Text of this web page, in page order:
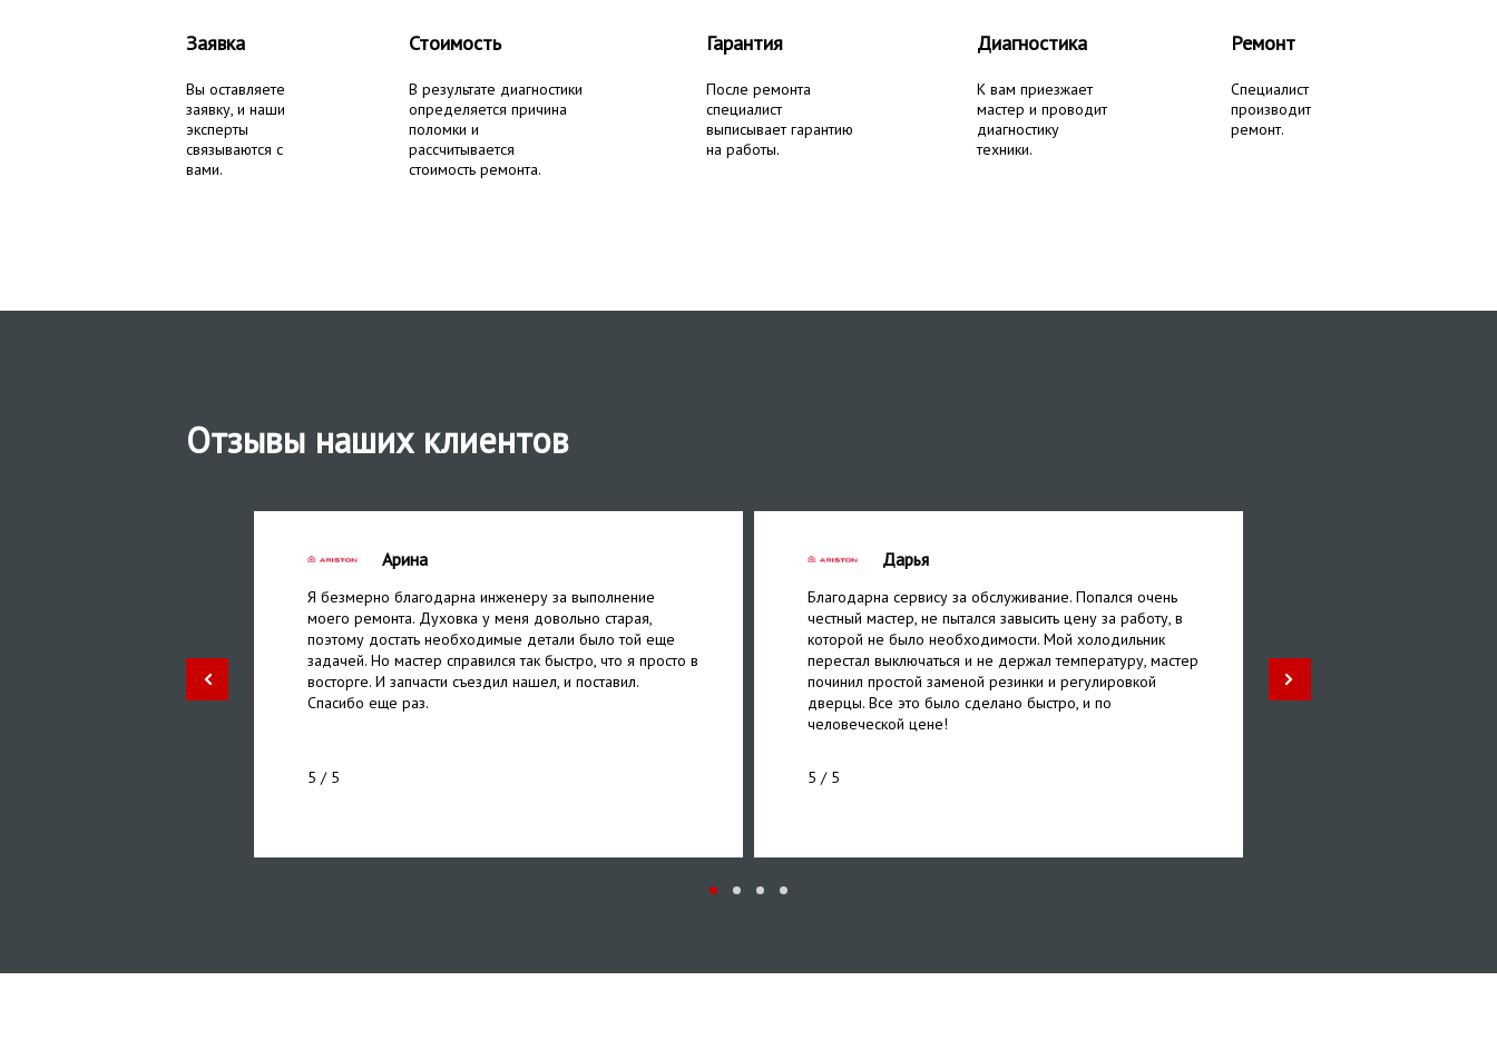
Заявка
Вы оставляете
заявку, и наши
эксперты
связываются с
вами.
Стоимость
В результате диагностики
определяется причина
поломки и
рассчитывается
стоимость ремонта.
Гарантия
После ремонта
специалист
выписывает гарантию
на работы.
Диагностика
К вам приезжает
мастер и проводит
диагностику
техники.
Ремонт
Специалист
производит
ремонт.
Отзывы наших клиентов
Арина
Я безмерно благодарна инженеру за выполнение
моего ремонта. Духовка у меня довольно старая,
поэтому достать необходимые детали было той еще
задачей. Но мастер справился так быстро, что я просто в
восторге. И запчасти съездил нашел, и поставил.
Спасибо еще раз.
5 / 5
Дарья
Благодарна сервису за обслуживание. Попался очень
честный мастер, не пытался завысить цену за работу, в
которой не было необходимости. Мой холодильник
перестал выключаться и не держал температуру, мастер
починил простой заменой резинки и регулировкой
дверцы. Все это было сделано быстро, и по
человеческой цене!
5 / 5
Несмотря на то что у
гарантию на год.